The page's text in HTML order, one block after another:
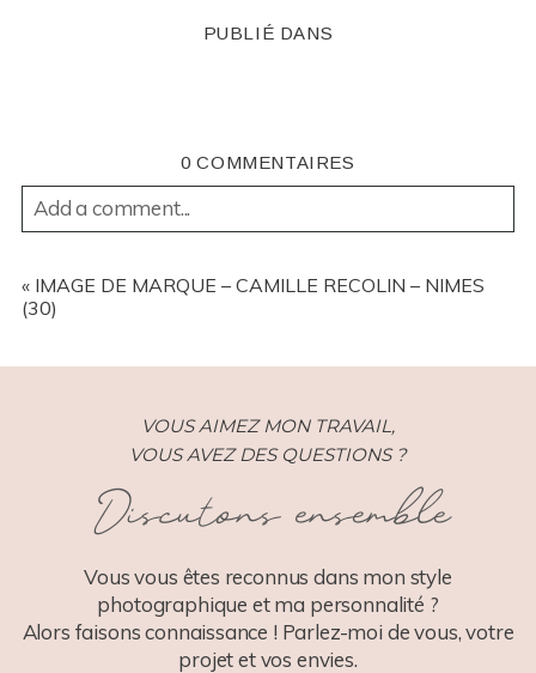
PUBLIÉ DANS
0 COMMENTAIRES
Add a comment...
REQUIRED FIELDS ARE MARKED *
POST COMMENT
« IMAGE DE MARQUE – CAMILLE RECOLIN – NIMES
(30)
VOUS AIMEZ MON TRAVAIL,
VOUS AVEZ DES QUESTIONS ?
Discutons ensemble
Vous vous êtes reconnus dans mon style
photographique et ma personnalité ?
Alors faisons connaissance ! Parlez-moi de vous, votre
projet et vos envies.